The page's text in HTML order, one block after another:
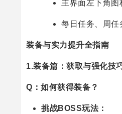
主界面左下角图
每日任务、周任
装备与实力提升全指南
1.装备篇：获取与强化技
Q：如何获得装备？
挑战BOSS玩法：